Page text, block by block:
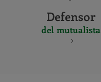
Defensor
del mutualista